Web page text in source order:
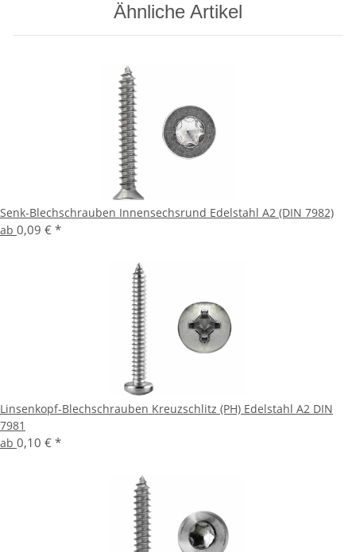
Ähnliche Artikel
Senk-Blechschrauben Innensechsrund Edelstahl A2 (DIN 7982)
ab 0,09 € *
Linsenkopf-Blechschrauben Kreuzschlitz (PH) Edelstahl A2 DIN
7981
ab 0,10 € *